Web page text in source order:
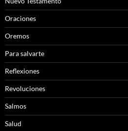
Oraciones
Oremos
Para salvarte
Reflexiones
Revoluciones
Salmos
Salud